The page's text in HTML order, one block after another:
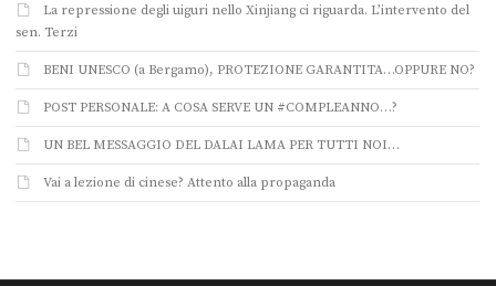
La repressione degli uiguri nello Xinjiang ci riguarda. L’intervento del
sen. Terzi
BENI UNESCO (a Bergamo), PROTEZIONE GARANTITA…OPPURE NO?
POST PERSONALE: A COSA SERVE UN #COMPLEANNO…?
UN BEL MESSAGGIO DEL DALAI LAMA PER TUTTI NOI…
Vai a lezione di cinese? Attento alla propaganda